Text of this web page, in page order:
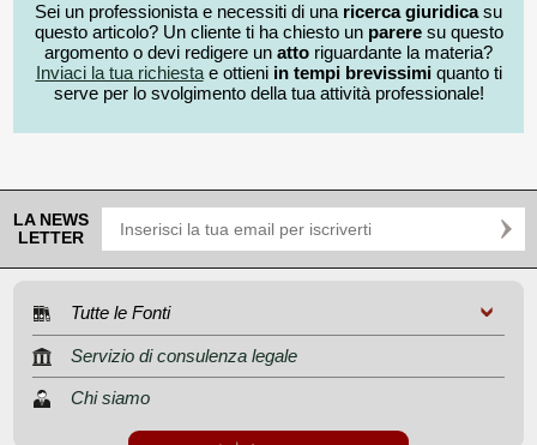
Sei un professionista e necessiti di una ricerca giuridicasu
questo articolo? Un cliente ti ha chiesto un pareresu questo
argomento o devi redigere un atto riguardante la materia?
Inviaci la tua richiestae ottieni in tempi brevissimiquanto ti
serve per lo svolgimento della tua attività professionale!
LA NEWS
LETTER
Tutte le Fonti
Servizio di consulenza legale
Chi siamo